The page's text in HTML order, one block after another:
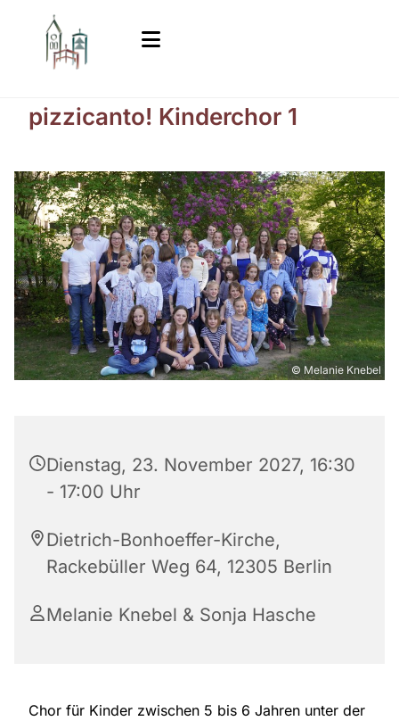
pizzicanto! Kinderchor 1
© Melanie Knebel
Dienstag, 23. November 2027, 16:30
- 17:00 Uhr
Dietrich-Bonhoeffer-Kirche,
Rackebüller Weg 64, 12305 Berlin
Melanie Knebel & Sonja Hasche
Chor für Kinder zwischen 5 bis 6 Jahren unter der